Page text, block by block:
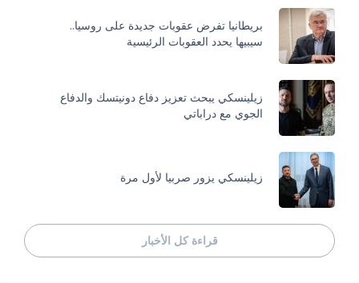
بريطانيا تفرض عقوبات جديدة على روسيا..
سيبيها يحدد العقوبات الرئيسية
زيلينسكي يبحث تعزيز دفاع دونيتسك والدفاع
الجوي مع دراباتي
زيلينسكي يزور صربيا لأول مرة
قراءة كل الأخبار